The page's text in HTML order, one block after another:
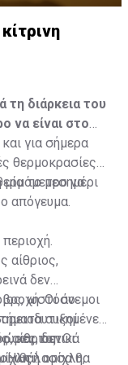
τη διάρκεια του
να είναι στο
για σήμερα
θερμοκρασίες
να
το μεσημέρι
απόγευμα.
αίθριος,
δεν
Οι άνεμοι
και τοπικά
Η θάλασσα θα
ωστόσο
αυξημένες
ώρες, δεν
ή ομίχλη,
αίθριος. Οι
ως